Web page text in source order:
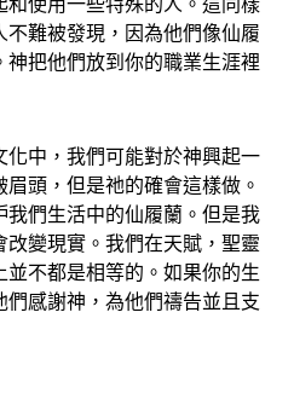
難被發現，因為他們像仙履
把他們放到你的職業生涯裡
中，我們可能對於神興起一
頭，但是祂的確會這樣做。
們生活中的仙履蘭。但是我
變現實。我們在天賦，聖靈
不都是相等的。如果你的生
感謝神，為他們禱告並且支